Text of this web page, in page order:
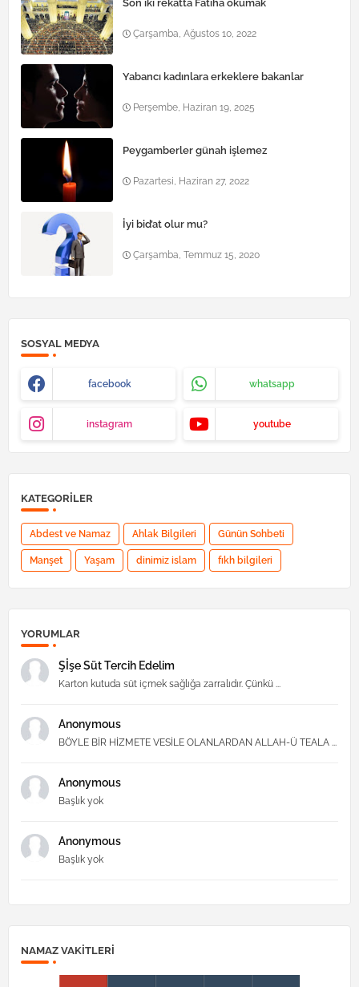
Son iki rekâtta Fatiha okumak
Çarşamba, Ağustos 10, 2022
Yabancı kadınlara erkeklere bakanlar
Perşembe, Haziran 19, 2025
Peygamberler günah işlemez
Pazartesi, Haziran 27, 2022
İyi bid’at olur mu?
Çarşamba, Temmuz 15, 2020
SOSYAL MEDYA
facebook whatsapp
instagram youtube
KATEGORILER
Abdest ve Namaz Ahlak Bilgileri Günün Sohbeti
Manşet Yaşam dinimiz islam fıkh bilgileri
YORUMLAR
Şİşe Süt Tercih Edelim
Karton kutuda süt içmek sağlığa zarralıdır. Çünkü ...
Anonymous
BÖYLE BİR HİZMETE VESİLE OLANLARDAN ALLAH-Ü TEALA ...
Anonymous
Başlık yok
Anonymous
Başlık yok
NAMAZ VAKITLERI